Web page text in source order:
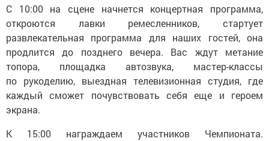
С 10:00 на сцене начнется концертная программа,
откроются лавки ремесленников, стартует
развлекательная программа для наших гостей, она
продлится до позднего вечера. Вас ждут метание
топора, площадка автозвука, мастер-классы
по рукоделию, выездная телевизионная студия, где
каждый сможет почувствовать себя еще и героем
экрана.
К 15:00 награждаем участников Чемпионата.